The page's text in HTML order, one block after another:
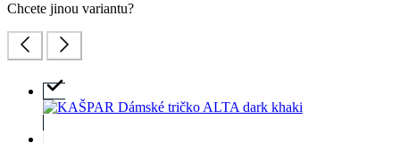
Chcete jinou variantu?